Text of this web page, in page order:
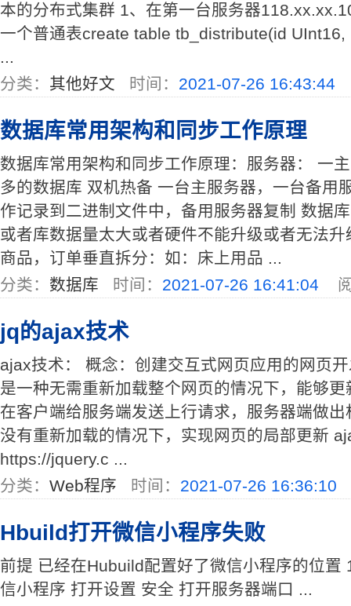
本的分布式集群 1、在第一台服务器
一个普通表create table tb_distribute(id
...
分类： 其他好文 时间： 2021-07-26 16:43:44
数据库常用架构和同步工作原理
数据库常用架构和同步工作原理：服务器： 一
多的数据库 双机热备 一台主服务器，一台备用
作记录到二进制文件中，备用服务器复制 数据
或者库数据量太大或者硬件不能升级或者无法
商品，订单垂直拆分：如：床上用品 ...
分类： 数据库 时间： 2021-07-26 16:41:04 阅
jq的ajax技术
ajax技术： 概念：创建交互式网页应用的网页
是一种无需重新加载整个网页的情况下，能够
在客户端给服务端发送上行请求，服务器端做
没有重新加载的情况下，实现网页的局部更新
https://jquery.c ...
分类： Web程序 时间： 2021-07-26 16:36:10
Hbuild打开微信小程序失败
前提 已经在Hubuild配置好了微信小程序的位置
信小程序 打开设置 安全 打开服务器端口 ...